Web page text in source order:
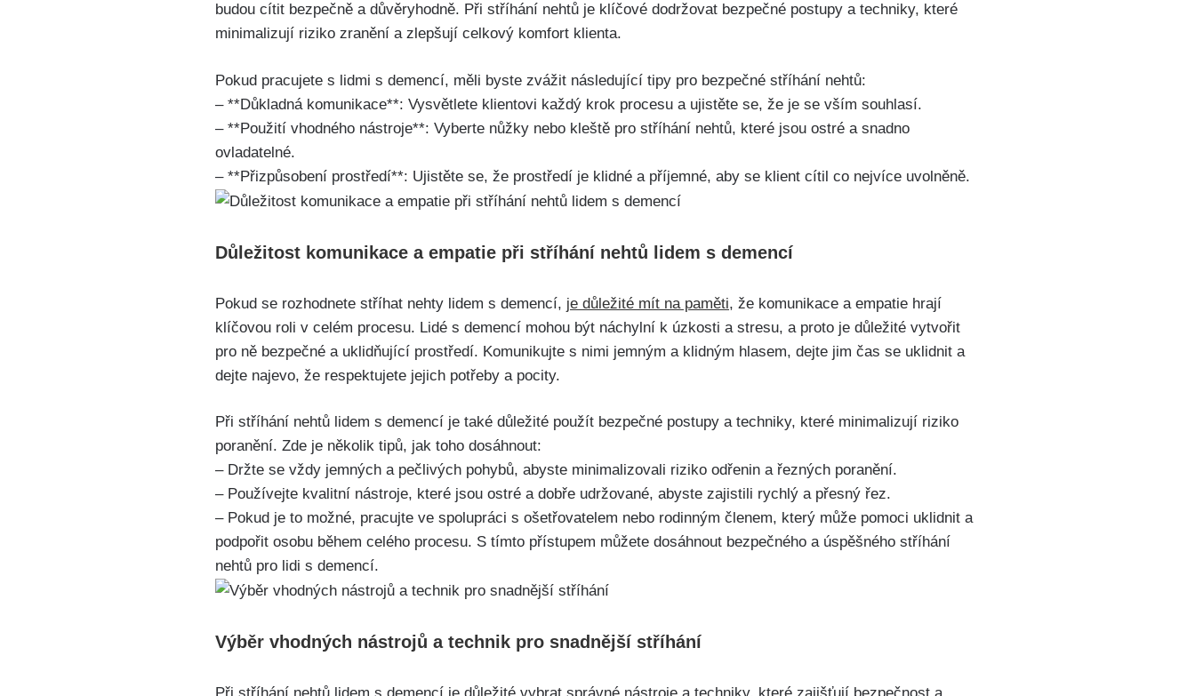
budou cítit bezpečně a důvěryhodně. Při stříhání nehtů je klíčové dodržovat bezpečné postupy a techniky, které
minimalizují riziko zranění a zlepšují celkový komfort klienta.
Pokud pracujete s lidmi s demencí, měli byste zvážit následující tipy pro bezpečné stříhání nehtů:
– **Důkladná komunikace**: Vysvětlete klientovi každý krok procesu a ujistěte se, že je se vším souhlasí.
– **Použití vhodného nástroje**: Vyberte nůžky nebo kleště pro stříhání nehtů, které jsou ostré a snadno
ovladatelné.
– **Přizpůsobení prostředí**: Ujistěte se, že prostředí je klidné a příjemné, aby se klient cítil co nejvíce uvolněně.
Důležitost komunikace a empatie při stříhání nehtů lidem s demencí
Pokud se rozhodnete stříhat nehty lidem s demencí, je důležité mít na paměti, že komunikace a empatie hrají
klíčovou roli v celém procesu. Lidé s demencí mohou být náchylní k úzkosti a stresu, a proto je důležité vytvořit
pro ně bezpečné a uklidňující prostředí. Komunikujte s nimi jemným a klidným hlasem, dejte jim čas se uklidnit a
dejte najevo, že respektujete jejich potřeby a pocity.
Při stříhání nehtů lidem s demencí je také důležité použít bezpečné postupy a techniky, které minimalizují riziko
poranění. Zde je několik tipů, jak toho dosáhnout:
– Držte se vždy jemných a pečlivých pohybů, abyste minimalizovali riziko odřenin a řezných poranění.
– Používejte kvalitní nástroje, které jsou ostré a dobře udržované, abyste zajistili rychlý a přesný řez.
– Pokud je to možné, pracujte ve spolupráci s ošetřovatelem nebo rodinným členem, který může pomoci uklidnit a
podpořit osobu během celého procesu. S tímto přístupem můžete dosáhnout bezpečného a úspěšného stříhání
nehtů pro lidi s demencí.
Výběr vhodných nástrojů a technik pro snadnější stříhání